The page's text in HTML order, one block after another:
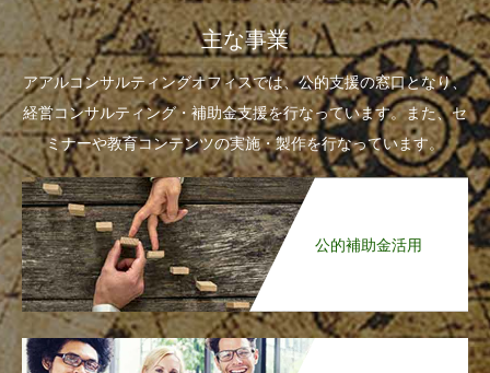
主な事業
アアルコンサルティングオフィスでは、公的支援の窓口となり、
経営コンサルティング・補助金支援を行なっています。また、セ
ミナーや教育コンテンツの実施・製作を行なっています。
公的補助金活用